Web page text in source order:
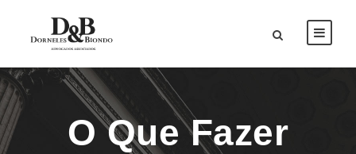
O Que Fazer